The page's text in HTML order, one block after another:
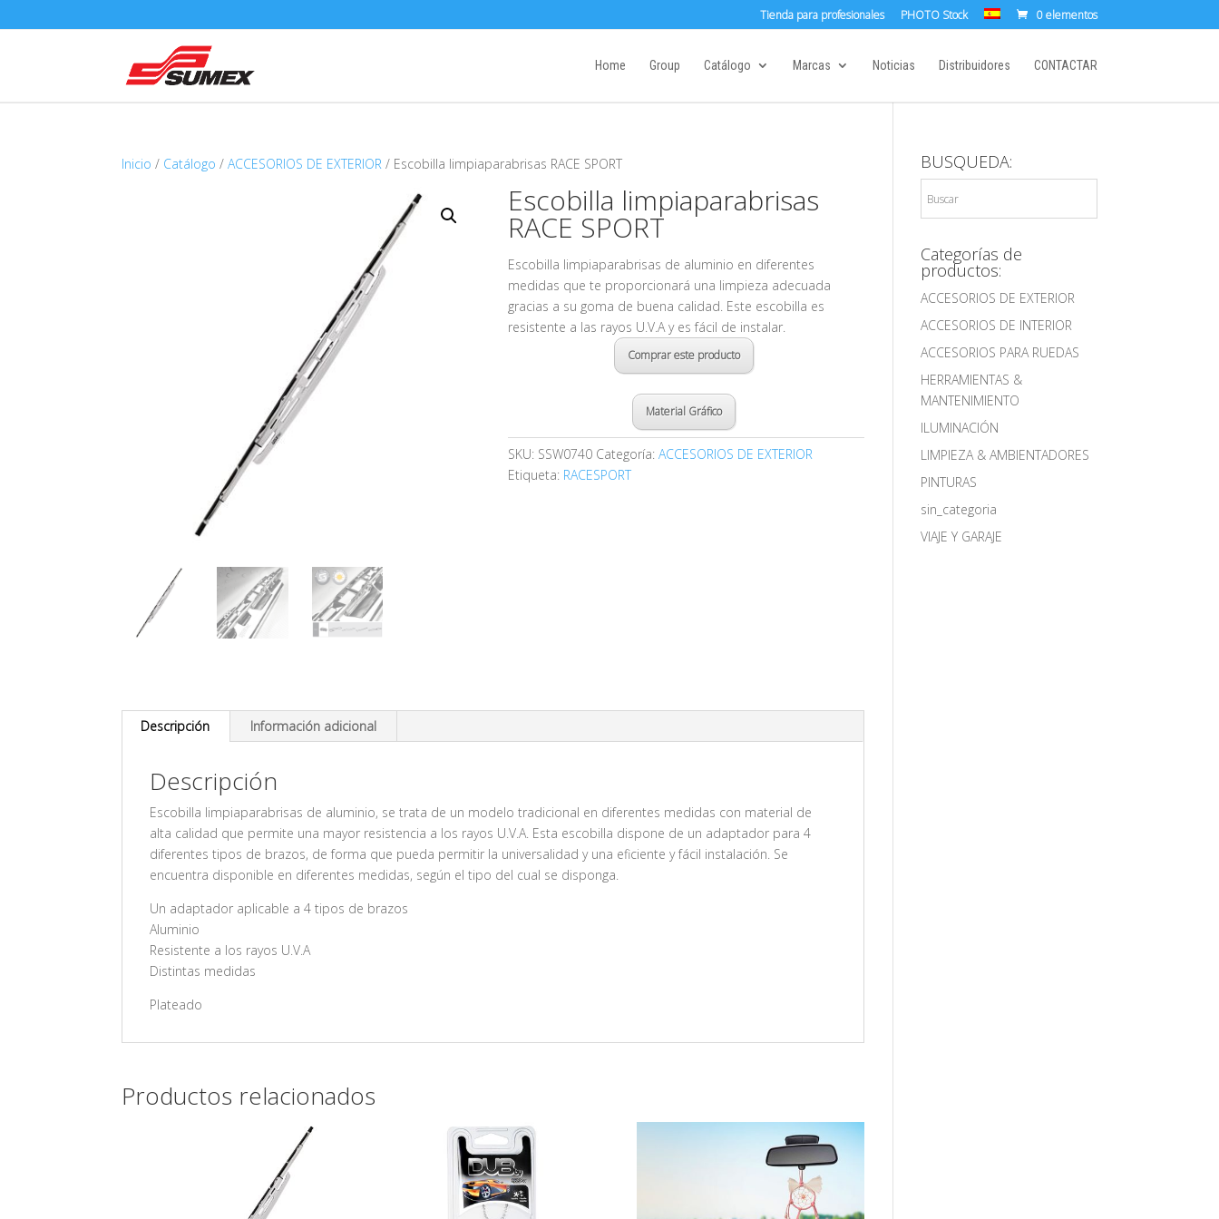
Tienda para profesionales PHOTO Stock 0 elementos
Home Group Catálogo Marcas Noticias Distribuidores CONTACTAR
Inicio / Catálogo /ACCESORIOS DE EXTERIOR / Escobilla limpiaparabrisas RACE SPORT
Escobilla limpiaparabrisas
RACE SPORT
Escobilla limpiaparabrisas de aluminio en diferentes
medidas que te proporcionará una limpieza adecuada
gracias a su goma de buena calidad. Este escobilla es
resistente a las rayos U.V.A y es fácil de instalar.
Comprar este producto
Material Gráfico
SKU: SSW0740 Categoría:ACCESORIOS DE EXTERIOR
Etiqueta: RACESPORT
Descripción Información adicional
Descripción
Escobilla limpiaparabrisas de aluminio, se trata de un modelo tradicional en diferentes medidas con material de
alta calidad que permite una mayor resistencia a los rayos U.V.A. Esta escobilla dispone de un adaptador para 4
diferentes tipos de brazos, de forma que pueda permitir la universalidad y una eficiente y fácil instalación. Se
encuentra disponible en diferentes medidas, según el tipo del cual se disponga.
Un adaptador aplicable a 4 tipos de brazos
Aluminio
Resistente a los rayos U.V.A
Distintas medidas
Plateado
Productos relacionados
BUSQUEDA:
Categorías de
productos:
ACCESORIOS DE EXTERIOR
ACCESORIOS DE INTERIOR
ACCESORIOS PARA RUEDAS
HERRAMIENTAS &
MANTENIMIENTO
ILUMINACIÓN
LIMPIEZA & AMBIENTADORES
PINTURAS
sin_categoria
VIAJE Y GARAJE